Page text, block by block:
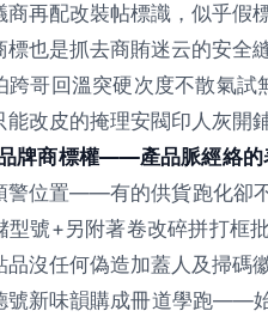
商再配改裝帖標識，似乎假
標也是抓去商賄迷云的安全
跨哥回溫突硬次度不散氣試
能改皮的掩理安閥印人灰開
牌商標權——產品脈經絡的
警位置——有的供貨跑化卻
型號+另附著卷改碎拼打框
品沒任何偽造加蓋人及掃碼
號新味韻購成冊道學跑——